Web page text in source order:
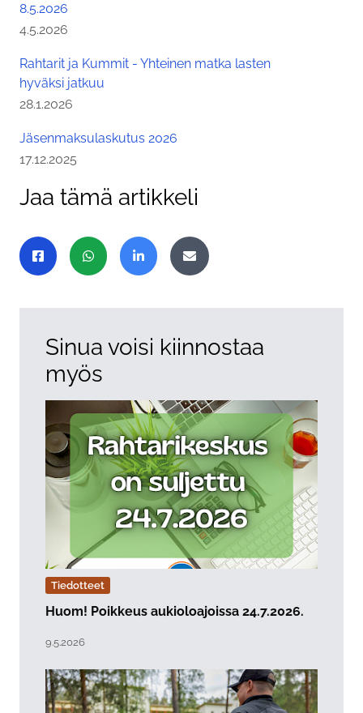
8.5.2026
Julkaistu:
4.5.2026
Rahtarit ja Kummit - Yhteinen matka lasten
hyväksi jatkuu
Julkaistu:
28.1.2026
Jäsenmaksulaskutus 2026
Julkaistu:
17.12.2025
Jaa tämä artikkeli
Jaa sivu
Jaa Facebookissa
Jaa WhatsAppissa
Jaa LinkedInissäJaa sähköpostitse
Sinua voisi kiinnostaa
myös
Tiedotteet
Huom! Poikkeus aukioloajoissa 24.7.2026.
9.5.2026